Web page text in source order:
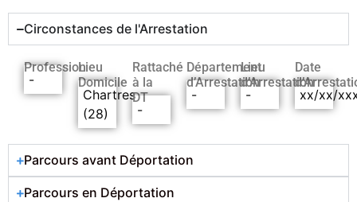
Circonstances de l'Arrestation
Profession
-
Lieu
Domicile
Chartres
(28)
Rattaché
à la
DT
-
Département
d’Arrestation
-
Lieu
d’Arrestation
-
Date
xx/xx/
Parcours avant Déportation
Parcours en Déportation